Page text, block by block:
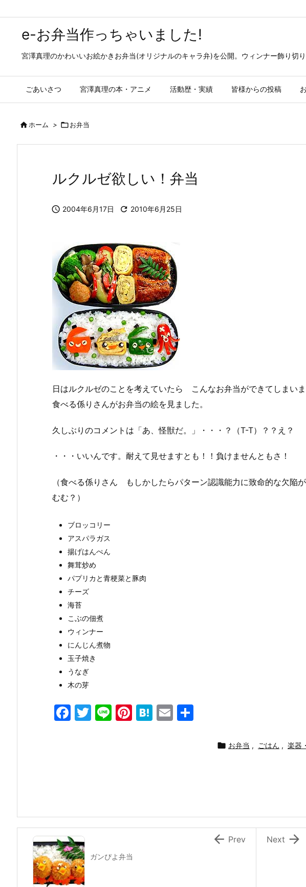
e-お弁当作っちゃいました!
宮澤真理のかわいいお絵かきお弁当(オリジナルのキャラ弁)を公開。ウィンナー飾り切
ごあいさつ 宮澤真理の本・アニメ 活動歴・実績 皆様からの投稿
ホーム > お弁当
ルクルゼ欲しい！弁当
 2004年6月17日  2010年6月25日
日はルクルゼのことを考えていたら こんなお弁当ができてしまい
食べる係りさんがお弁当の絵を見ました。
久しぶりのコメントは「あ、怪獣だ。」・・・？（T-T）？？え？
・・・いいんです。耐えて見せますとも！！負けませんともさ！
（食べる係りさん もしかしたらパターン認識能力に致命的な欠
むむ？）
ブロッコリー
アスパラガス
揚げはんぺん
舞茸炒め
パプリカと青梗菜と豚肉
チーズ
海苔
こぶの佃煮
ウィンナー
にんじん煮物
玉子焼き
うなぎ
木の芽
F
k
T
Li Pi H
E
 お弁当 , ごはん , 楽器

Next
ガンぴよ弁当
 Prev